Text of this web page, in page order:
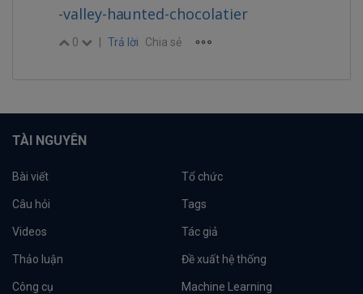
-valley-haunted-chocolatier
0 Trả lời Chia sẻ
TÀI NGUYÊN
Bài viết Tổ chức
Câu hỏi Tags
Videos Tác giả
Thảo luận Đề xuất hệ thống
Công cụ Machine Learning